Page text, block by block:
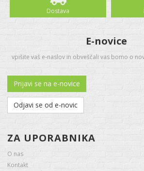
Dostava
E-novice
vpišite vaš e-naslov in obveščali vas bomo o
Prijavi se na e-novice
Odjavi se od e-novic
ZA UPORABNIKA
O nas
Kontakt